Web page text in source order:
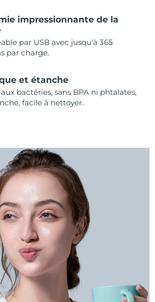
impressionnante de la
par USB avec jusqu'à 365
par charge.
et étanche
bactéries, sans BPA ni phtalates,
facile à nettoyer.